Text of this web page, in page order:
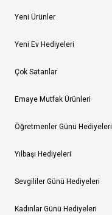
Yeni Ürünler
Yeni Ev Hediyeleri
Çok Satanlar
Emaye Mutfak Ürünleri
Öğretmenler Günü Hediyeleri
Yılbaşı Hediyeleri
Sevgililer Günü Hediyeleri
Kadınlar Günü Hediyeleri